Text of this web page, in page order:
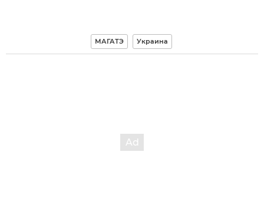
МАГАТЭ Украина